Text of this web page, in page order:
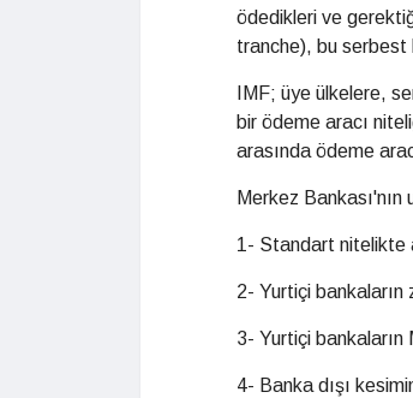
ödedikleri ve
tranche), bu serbest
IMF; üye ülkelere,
bir ödeme aracı
arasında ödeme
Merkez
1- Standart nitelikte
2- Yurtiçi bankaların
3- Yurtiçi
4- Banka dışı